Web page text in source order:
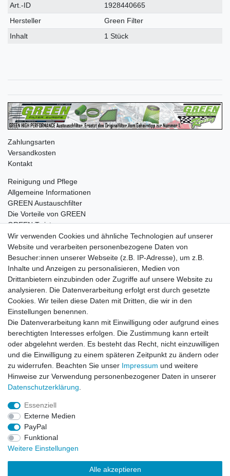
Technisches
Merkmal
Wert
Art.-ID
1928440665
Hersteller
Green Filter
Inhalt
1 Stück
Zahlungsarten
Versandkosten
Kontakt
Reinigung und Pflege
Allgemeine Informationen
GREEN Austauschfilter
Die Vorteile von GREEN
GREEN Twister
Impressum Daten­schutz­erklärung AGB
Barrierefreiheitserklärung Widerrufs­recht
Vertrag widerrufen Kontakt
© Copyright 2026 | Alle Rechte vorbehalten.
Wir verwenden Cookies und ähnliche Technologien auf unserer
Website und verarbeiten personenbezogene Daten von
Besucher:innen unserer Webseite (z.B. IP-Adresse), um z.B.
Inhalte und Anzeigen zu personalisieren, Medien von
Drittanbietern einzubinden oder Zugriffe auf unsere Website zu
analysieren. Die Datenverarbeitung erfolgt erst durch gesetzte
Cookies. Wir teilen diese Daten mit Dritten, die wir in den
Einstellungen benennen.
Die Datenverarbeitung kann mit Einwilligung oder aufgrund eines
berechtigten Interesses erfolgen. Die Zustimmung kann erteilt
oder abgelehnt werden. Es besteht das Recht, nicht einzuwilligen
und die Einwilligung zu einem späteren Zeitpunkt zu ändern oder
zu widerrufen. Beachten Sie unser Impressum und weitere
Hinweise zur Verwendung personenbezogener Daten in unserer
Daten­schutz­erklärung
Essenziell
Externe Medien
PayPal
Funktional
Weitere Einstellungen
Alle akzeptieren